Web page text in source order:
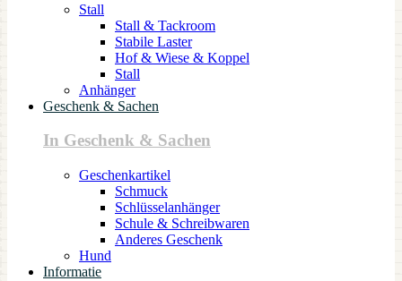
Stall
Stall & Tackroom
Stabile Laster
Hof & Wiese & Koppel
Stall
Anhänger
Geschenk & Sachen
In Geschenk & Sachen
Geschenkartikel
Schmuck
Schlüsselanhänger
Schule & Schreibwaren
Anderes Geschenk
Hund
Informatie